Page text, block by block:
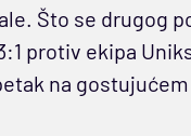
Što se drugog
protiv ekipa
na